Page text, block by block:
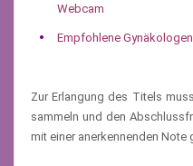
Webcam
Empfohlene
Zur Erlangung des Titels
sammeln und den
mit einer anerkennenden